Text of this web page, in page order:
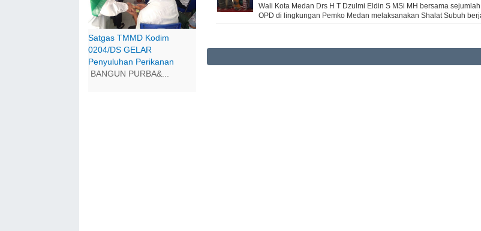
Satgas TMMD Kodim
0204/DS GELAR
Penyuluhan Perikanan
BANGUN PURBA&...
Wali Kota Medan Drs H T Dzulmi Eldin S MSi MH bersama
OPD di lingkungan Pemko Medan melaksanakan Shalat Subuh